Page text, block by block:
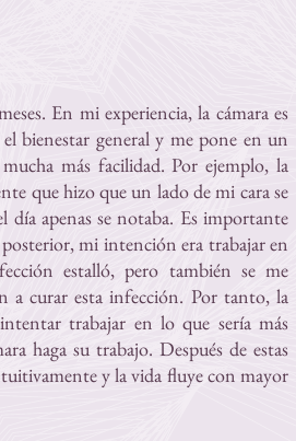
En mi experiencia, la cámara es
bienestar general y me pone en un
más facilidad. Por ejemplo, la
que hizo que un lado de mi cara se
apenas se notaba. Es importante
mi intención era trabajar en
estalló, pero también se me
a curar esta infección. Por tanto, la
trabajar en lo que sería más
haga su trabajo. Después de estas
y la vida fluye con mayor